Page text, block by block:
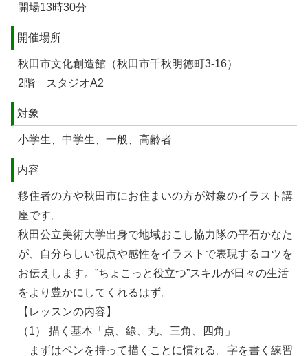
開場13時30分
開催場所
秋田市文化創造館（秋田市千秋明徳町3-16）
2階 スタジオA2
対象
小学生、中学生、一般、高齢者
内容
移住者の方や秋田市にお住まいの方が対象のイラスト講
座です。
秋田公立美術大学出身で地域おこし協力隊の平石かなた
が、自分らしい視点や感性をイラストで表現するコツを
お伝えします。”ちょこっと役立つ”スキルが日々の生活
をより豊かにしてくれるはず。
【レッスンの内容】
（1） 描く基本「点、線、丸、三角、四角」
まずはペンを持って描くことに慣れる。字を書く練習